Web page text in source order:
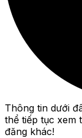
Thông tin dưới
thể tiếp tục xem
đăng khác!